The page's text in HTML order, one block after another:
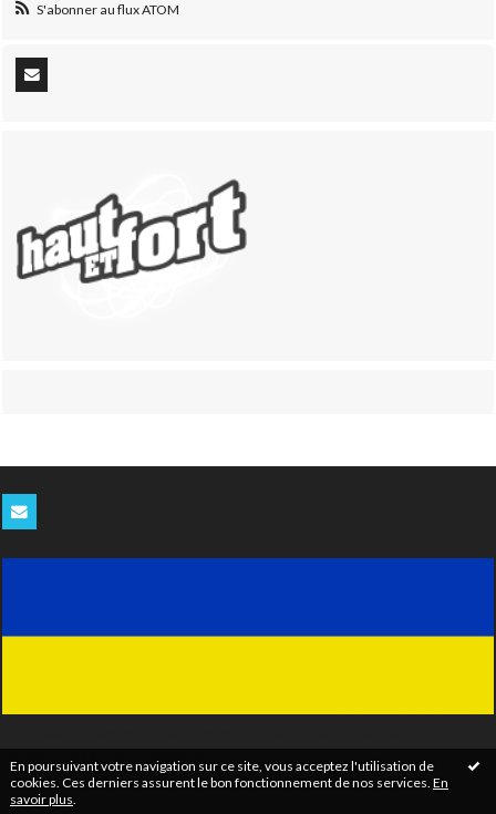
En poursuivant votre navigation sur ce site, vous acceptez l'utilisation de
cookies. Ces derniers assurent le bon fonctionnement de nos services. En
savoir plus
S'abonner au flux ATOM